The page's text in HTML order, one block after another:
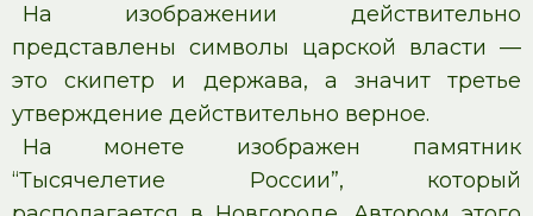
На изображении действительно
представлены символы царской власти —
это скипетр и держава, а значит третье
утверждение действительно верное.
На монете изображен памятник
“Тысячелетие России”, который